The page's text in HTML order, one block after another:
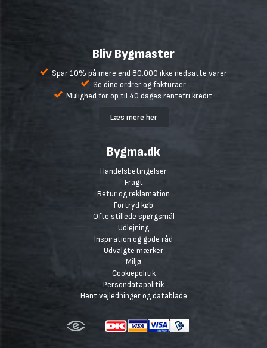
Bliv Bygmaster
Spar 10% på mere end 80.000 ikke nedsatte varer
Se dine ordrer og fakturaer
Mulighed for op til 40 dages rentefri kredit
Læs mere her
Bygma.dk
Handelsbetingelser
Fragt
Retur og reklamation
Fortryd køb
Ofte stillede spørgsmål
Udlejning
Inspiration og gode råd
Udvalgte mærker
Miljø
Cookiepolitik
Persondatapolitik
Hent vejledninger og datablade